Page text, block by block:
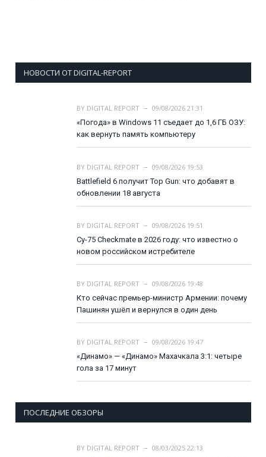
НОВОСТИ ОТ DIGITAL-REPORT
BY DIGITAL REPORT
09/08/2026 21:31
«Погода» в Windows 11 съедает до 1,6 ГБ ОЗУ:
как вернуть память компьютеру
BY DIGITAL REPORT
09/08/2026 19:53
Battlefield 6 получит Top Gun: что добавят в
обновлении 18 августа
BY DIGITAL REPORT
09/08/2026 19:51
Су-75 Checkmate в 2026 году: что известно о
новом российском истребителе
BY DIGITAL REPORT
09/08/2026 19:48
Кто сейчас премьер-министр Армении: почему
Пашинян ушёл и вернулся в один день
BY DIGITAL REPORT
09/08/2026 19:47
«Динамо» — «Динамо» Махачкала 3:1: четыре
гола за 17 минут
ПОСЛЕДНИЕ ОБЗОРЫ
BY DIGITAL REPORT
08/03/2025 22:13